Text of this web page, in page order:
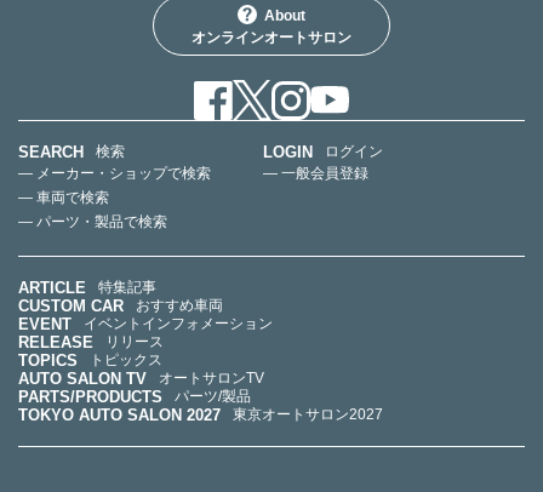
About
オンラインオートサロン
SEARCH
検索
— メーカー・ショップで検索
— 車両で検索
— パーツ・製品で検索
LOGIN
ログイン
— 一般会員登録
ARTICLE 特集記事
CUSTOM CAR おすすめ車両
EVENT イベントインフォメーション
RELEASE リリース
TOPICS トピックス
AUTO SALON TV オートサロンTV
PARTS/PRODUCTS パーツ/製品
TOKYO AUTO SALON 2027 東京オートサロン2027